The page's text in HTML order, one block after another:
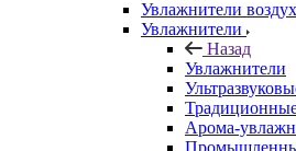
Увлажнители
Увлажнители
Назад
Увлажнители
Арома-